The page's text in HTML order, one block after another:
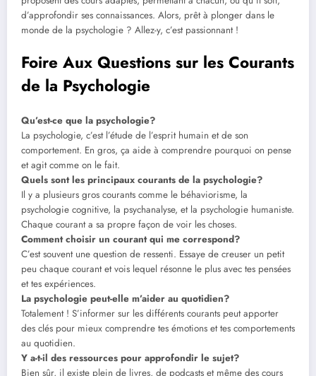
d’approfondir ses connaissances. Alors, prêt à plonger dans le
monde de la psychologie ? Allez-y, c’est passionnant !
Foire Aux Questions sur les Courants
de la Psychologie
Qu’est-ce que la psychologie?
La psychologie, c’est l’étude de l’esprit humain et de son
comportement. En gros, ça aide à comprendre pourquoi on pense
et agit comme on le fait.
Quels sont les principaux courants de la psychologie?
Il y a plusieurs gros courants comme le béhaviorisme, la
psychologie cognitive, la psychanalyse, et la psychologie humaniste.
Chaque courant a sa propre façon de voir les choses.
Comment choisir un courant qui me correspond?
C’est souvent une question de ressenti. Essaye de creuser un petit
peu chaque courant et vois lequel résonne le plus avec tes pensées
et tes expériences.
La psychologie peut-elle m’aider au quotidien?
Totalement ! S’informer sur les différents courants peut apporter
des clés pour mieux comprendre tes émotions et tes comportements
au quotidien.
Y a-t-il des ressources pour approfondir le sujet?
Bien sûr, il existe plein de livres, de podcasts et même des cours